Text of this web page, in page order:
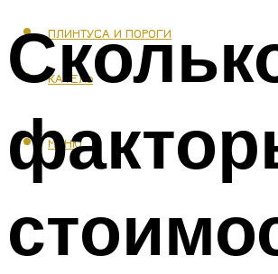
ПЛИНТУСА И ПОРОГИ
КАФЕЛЬ
МЕНЮ